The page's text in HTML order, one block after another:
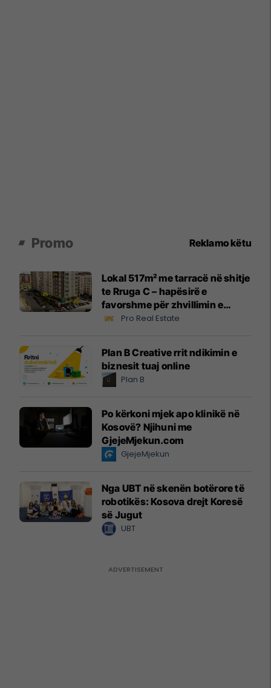
Promo Reklamo këtu
Lokal 517m² me tarracë në shitje
te Rruga C – hapësirë e
favorshme për zhvillimin e
biznesit #15796
Pro Real Estate
Plan B Creative rrit ndikimin e
biznesit tuaj online
Plan B
Po kërkoni mjek apo klinikë në
Kosovë? Njihuni me
GjejeMjekun.com
GjejeMjekun
Nga UBT në skenën botërore të
robotikës: Kosova drejt Koresë
së Jugut
UBT